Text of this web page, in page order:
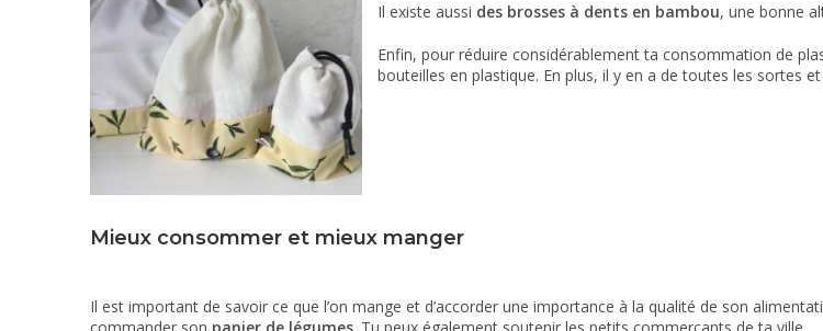
Il existe aussi des brosses à dents en bambou, une bonne
Enfin, pour réduire considérablement ta consommation de
bouteilles en plastique. En plus, il y en a de toutes les sortes
Mieux consommer et mieux manger
Il est important de savoir ce que l’on mange et d’accorder une importance à la qualité de son